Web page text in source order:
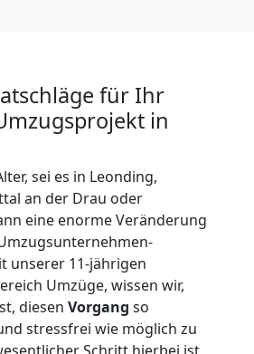
für Ihr
in
sei es in Leonding,
an der Drau oder
eine enorme Veränderung
unserer 11-jährigen
Umzüge, wissen wir,
diesen Vorgang so
stressfrei wie möglich zu